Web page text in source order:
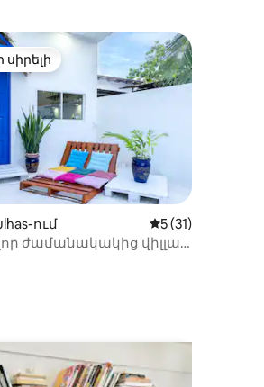
5-ից 5, 10 կարծիք
սիրելի
սիրելի
ում Միջին
5 (31)
ժամանակակից վիլլա